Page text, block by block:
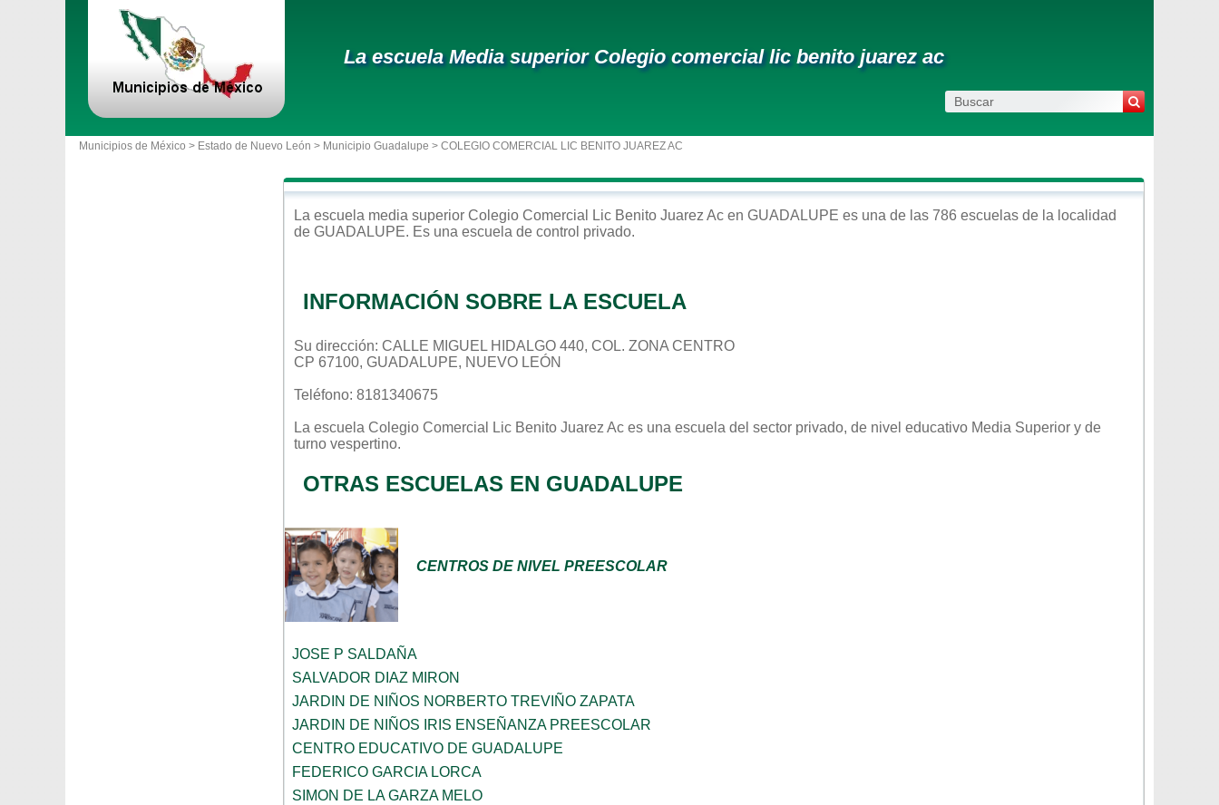
La escuela Media superior Colegio comercial lic benito juarez ac
Municipios de México > Estado de Nuevo León > Municipio Guadalupe > COLEGIO COMERCIAL LIC BENITO JUAREZ AC
La escuela media superior Colegio Comercial Lic Benito Juarez Ac en GUADALUPE es una de las 786 escuelas de la localidad
de GUADALUPE. Es una escuela de control privado.
INFORMACIÓN SOBRE LA ESCUELA
Su dirección: CALLE MIGUEL HIDALGO 440, COL. ZONA CENTRO
CP 67100, GUADALUPE, NUEVO LEÓN
Teléfono: 8181340675
La escuela Colegio Comercial Lic Benito Juarez Ac es una escuela del sector privado, de nivel educativo Media Superior y de
turno vespertino.
OTRAS ESCUELAS EN GUADALUPE
CENTROS DE NIVEL PREESCOLAR
JOSE P SALDAÑA
SALVADOR DIAZ MIRON
JARDIN DE NIÑOS NORBERTO TREVIÑO ZAPATA
JARDIN DE NIÑOS IRIS ENSEÑANZA PREESCOLAR
CENTRO EDUCATIVO DE GUADALUPE
FEDERICO GARCIA LORCA
SIMON DE LA GARZA MELO